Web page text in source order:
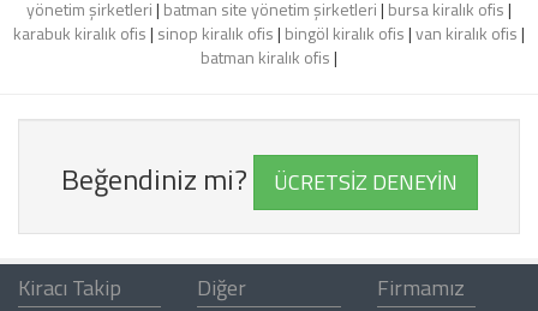
yönetim şirketleri| batman site yönetim şirketleri| bursa kiralık ofis|
karabuk kiralık ofis| sinop kiralık ofis| bingöl kiralık ofis|van kiralık ofis|
batman kiralık ofis|
Beğendiniz mi? ÜCRETSİZ DENEYİN
Kiracı Takip Diğer Firmamız